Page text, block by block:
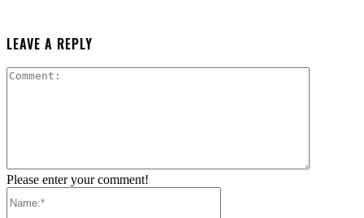
LEAVE A REPLY
Please enter your comment!